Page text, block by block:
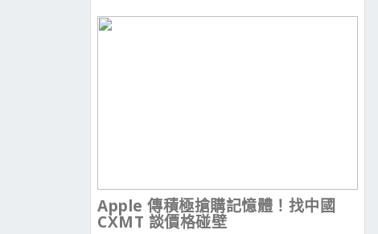
Apple 傳積極搶購記憶體！找中國
CXMT 談價格碰壁